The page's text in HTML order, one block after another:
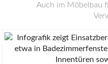
Auch im Möbelbau